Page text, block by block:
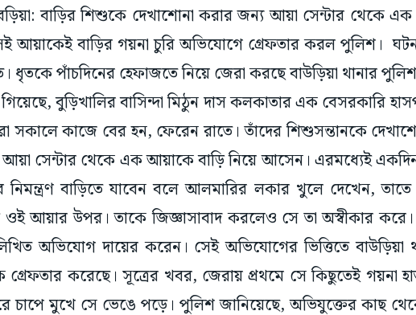
বাড়ির শিশুকে দেখাশোনা করার জন্য আয়া সেন্টার থেকে এক
আয়াকেই বাড়ির গয়না চুরি অভিযোগে গ্রেফতার করল পুলিশ।
ধৃতকে পাঁচদিনের হেফাজতে নিয়ে জেরা করছে বাউড়িয়া থানার
বুড়িখালির বাসিন্দা মিঠুন দাস কলকাতার এক বেসরকারি
সকালে কাজে বের হন, ফেরেন রাতে। তাঁদের শিশুসন্তানকে
সেন্টার থেকে এক আয়াকে বাড়ি নিয়ে আসেন। এরমধ্যেই
বাড়িতে যাবেন বলে আলমারির লকার খুলে দেখেন, তাতে
ওই আয়ার উপর। তাকে জিজ্ঞাসাবাদ করলেও সে তা অস্বীকার
অভিযোগ দায়ের করেন। সেই অভিযোগের ভিত্তিতে বাউড়িয়া
করেছে। সূত্রের খবর, জেরায় প্রথমে সে কিছুতেই গয়না
চাপে মুখে সে ভেঙে পড়ে। পুলিশ জানিয়েছে, অভিযুক্তের কাছ